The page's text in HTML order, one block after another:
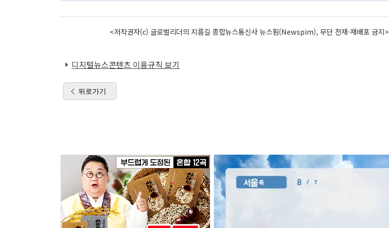
<저작권자(c) 글로벌리더의 지름길 종합뉴스통신사 뉴스핌(Newspim), 무단 전재-재배포 금지>
디지털뉴스콘텐츠 이용규칙 보기
뒤로가기